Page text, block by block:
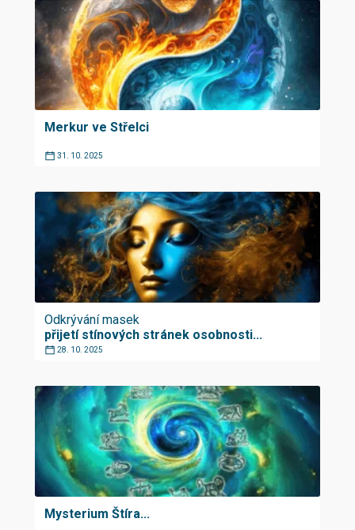
Merkur ve Střelci
31. 10. 2025
Odkrývání masek
přijetí stínových stránek osobnosti...
28. 10. 2025
Mysterium Štíra...